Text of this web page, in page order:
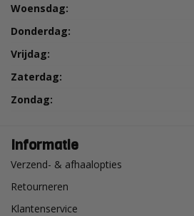
Woensdag:
Donderdag:
Vrijdag:
Zaterdag:
Zondag:
Informatie
Verzend- & afhaalopties
Retourneren
Klantenservice